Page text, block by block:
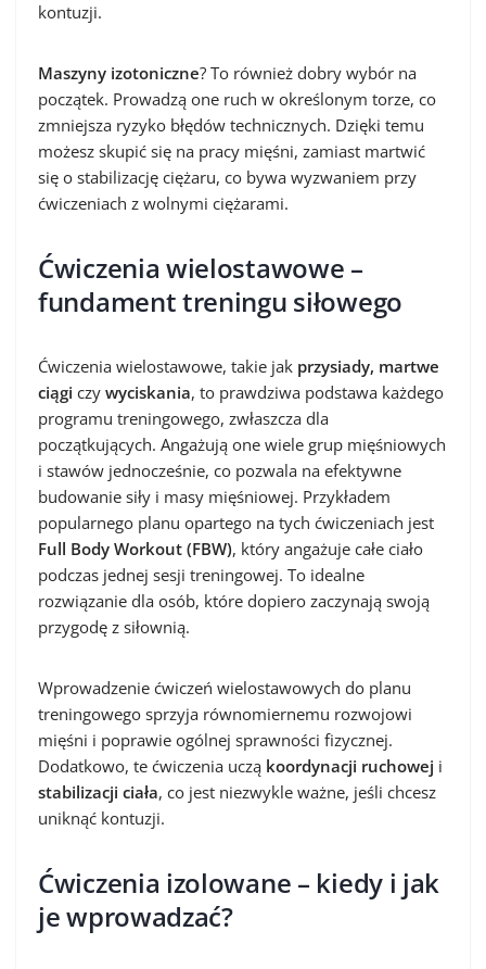
kontuzji.
Maszyny izotoniczne? To również dobry wybór na
początek. Prowadzą one ruch w określonym torze, co
zmniejsza ryzyko błędów technicznych. Dzięki temu
możesz skupić się na pracy mięśni, zamiast martwić
się o stabilizację ciężaru, co bywa wyzwaniem przy
ćwiczeniach z wolnymi ciężarami.
Ćwiczenia wielostawowe –
fundament treningu siłowego
Ćwiczenia wielostawowe, takie jak przysiady, martwe
ciągi czy wyciskania, to prawdziwa podstawa każdego
programu treningowego, zwłaszcza dla
początkujących. Angażują one wiele grup mięśniowych
i stawów jednocześnie, co pozwala na efektywne
budowanie siły i masy mięśniowej. Przykładem
popularnego planu opartego na tych ćwiczeniach jest
Full Body Workout (FBW), który angażuje całe ciało
podczas jednej sesji treningowej. To idealne
rozwiązanie dla osób, które dopiero zaczynają swoją
przygodę z siłownią.
Wprowadzenie ćwiczeń wielostawowych do planu
treningowego sprzyja równomiernemu rozwojowi
mięśni i poprawie ogólnej sprawności fizycznej.
Dodatkowo, te ćwiczenia uczą koordynacji ruchowej i
stabilizacji ciała, co jest niezwykle ważne, jeśli chcesz
uniknąć kontuzji.
Ćwiczenia izolowane – kiedy i jak
je wprowadzać?